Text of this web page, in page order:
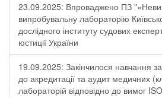
23.09.2025: Впроваджено ПЗ
випробувальну лабораторію
дослідного інституту судових
юстиції України
19.09.2025: Закінчилося навчання
до акредитації та аудит медичних
лабораторій відповідно до вимог